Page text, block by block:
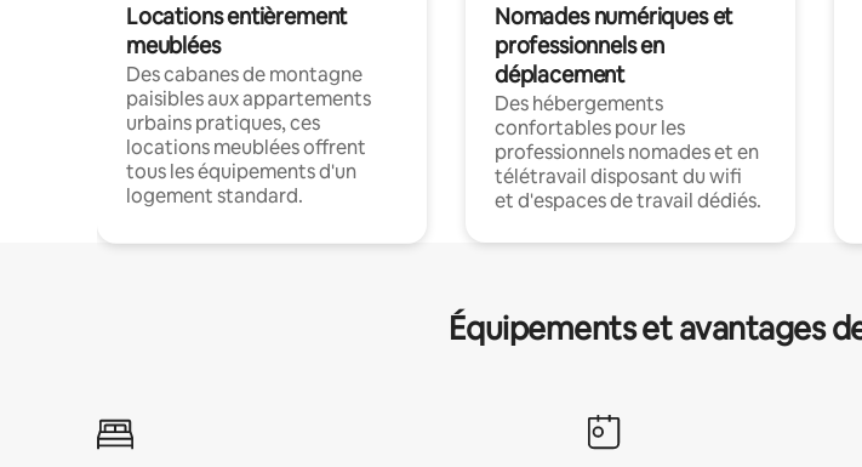
Locations entièrement
meublées
Des cabanes de montagne
paisibles aux appartements
urbains pratiques, ces
locations meublées offrent
tous les équipements d'un
logement standard.
Nomades numériques et
professionnels en
déplacement
Des hébergements
confortables pour les
professionnels nomades et en
télétravail disposant du wifi
et d'espaces de travail dédiés.
Équipements et avantages